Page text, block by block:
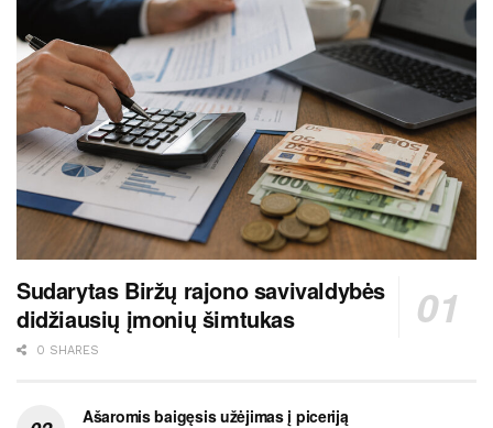
Sudarytas Biržų rajono savivaldybės
didžiausių įmonių šimtukas
0 SHARES
Ašaromis baigęsis užėjimas į piceriją